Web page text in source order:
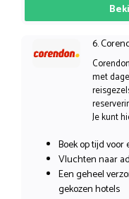
6.
met
Je kunt
Boek op tijd
Vluchten naar
Een geheel
gekozen hotels